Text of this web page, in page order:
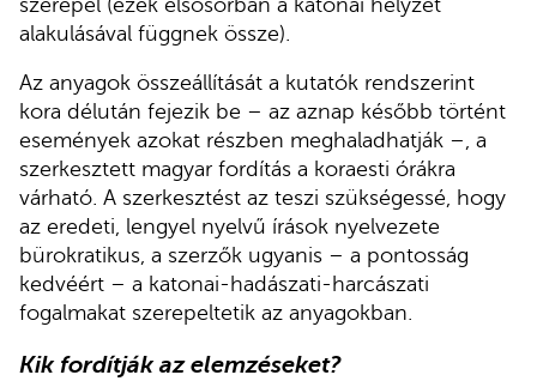
alakulásával függnek össze).
Az anyagok összeállítását a kutatók rendszerint
kora délután fejezik be – az aznap később történt
események azokat részben meghaladhatják –, a
szerkesztett magyar fordítás a koraesti órákra
várható. A szerkesztést az teszi szükségessé, hogy
az eredeti, lengyel nyelvű írások nyelvezete
bürokratikus, a szerzők ugyanis – a pontosság
kedvéért – a katonai-hadászati-harcászati
fogalmakat szerepeltetik az anyagokban.
Kik fordítják az elemzéseket?